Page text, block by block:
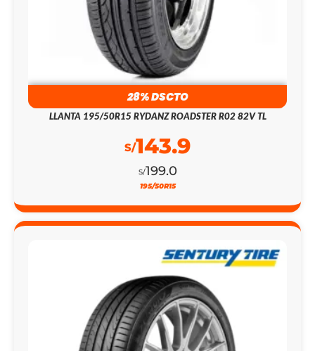
28% DSCTO
LLANTA 195/50R15 RYDANZ ROADSTER R02 82V TL
S/199.0
S/143.9
195/50R15